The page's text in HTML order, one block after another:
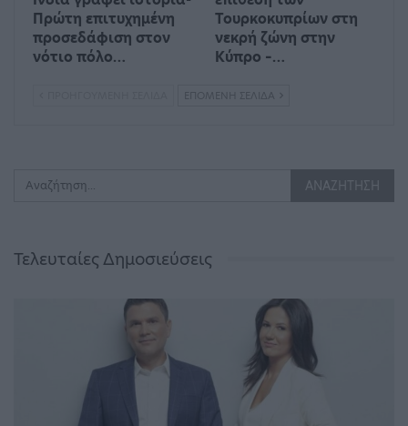
Πρώτη επιτυχημένη
προσεδάφιση στον
νότιο πόλο…
Τουρκοκυπρίων στη
νεκρή ζώνη στην
Κύπρο –…
ΕΠΌΜΕΝΗ ΣΕΛΊΔΑ
Τελευταίες Δημοσιεύσεις